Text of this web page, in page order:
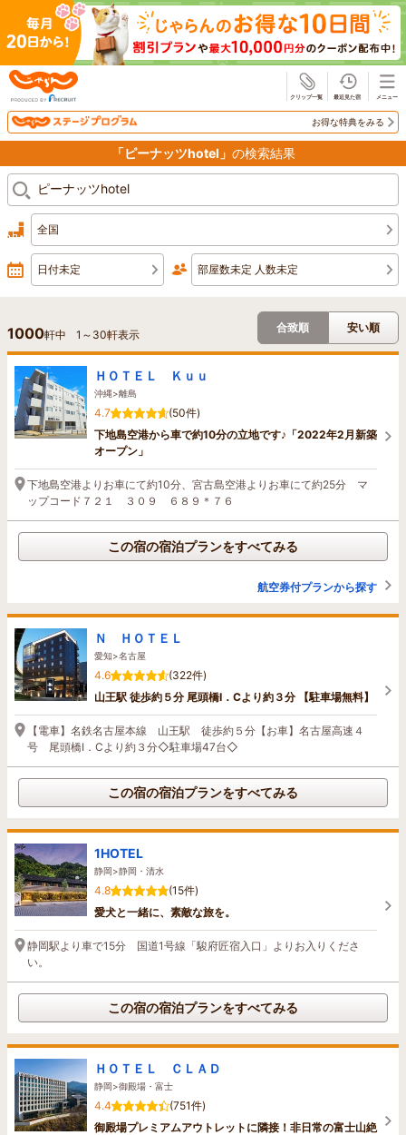
お得な特典をみる
「ピーナッツhotel」 の検索結果
全国
日付未定 部屋数未定 人数未定
1000軒中 1 ～ 30軒表示
合致順 安い順
ＨＯＴＥＬ Ｋｕｕ
沖縄>離島
4.7
(50件)
下地島空港から車で約10分の立地です♪「2022年2月新築
オープン」
下地島空港よりお車にて約10分、宮古島空港よりお車にて約25分 マ
ップコード７２１ ３０９ ６８９＊７６
この宿の宿泊プランをすべてみる
航空券付プランから探す
Ｎ ＨＯＴＥＬ
愛知>名古屋
4.6
(322件)
山王駅 徒歩約５分 尾頭橋I．Cより約３分 【駐車場無料】
【電車】名鉄名古屋本線 山王駅 徒歩約５分【お車】名古屋高速４
号 尾頭橋I．Cより約３分◇駐車場47台◇
この宿の宿泊プランをすべてみる
1HOTEL
静岡>静岡・清水
4.8
(15件)
愛犬と一緒に、素敵な旅を。
静岡駅より車で15分 国道1号線「駿府匠宿入口」よりお入りくださ
い。
この宿の宿泊プランをすべてみる
ＨＯＴＥＬ ＣＬＡＤ
静岡>御殿場・富士
4.4
(751件)
御殿場プレミアムアウトレットに隣接！非日常の富士山絶